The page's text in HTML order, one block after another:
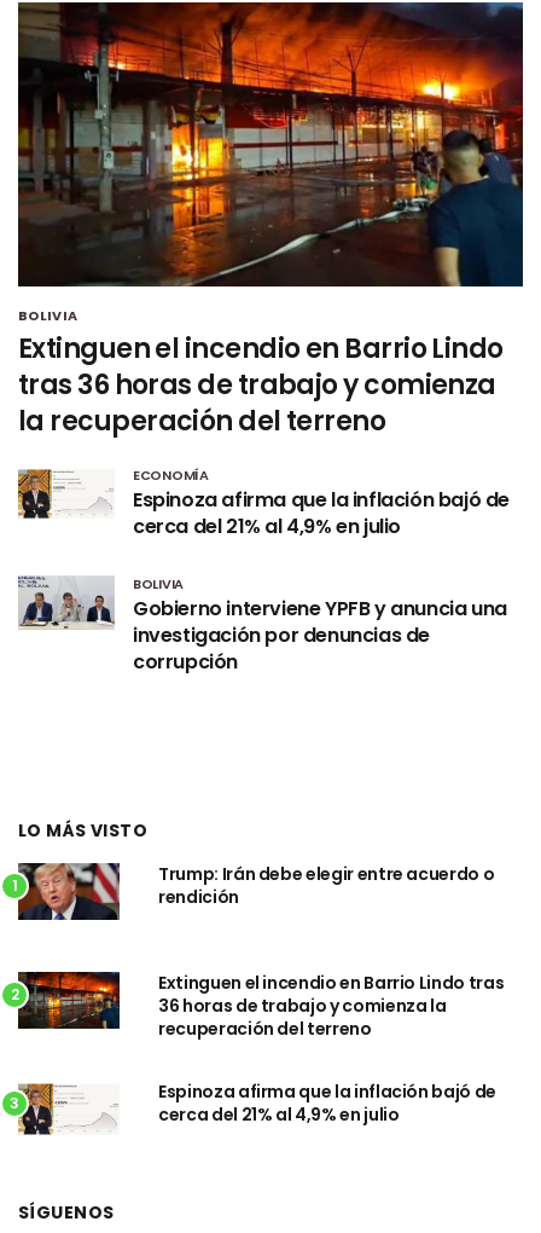
BOLIVIA
Extinguen el incendio en Barrio Lindo
tras 36 horas de trabajo y comienza
la recuperación del terreno
ECONOMÍA
Espinoza afirma que la inflación bajó de
cerca del 21% al 4,9% en julio
BOLIVIA
Gobierno interviene YPFB y anuncia una
investigación por denuncias de
corrupción
LO MÁS VISTO
1
Trump: Irán debe elegir entre acuerdo o
rendición
2
Extinguen el incendio en Barrio Lindo tras
36 horas de trabajo y comienza la
recuperación del terreno
3
Espinoza afirma que la inflación bajó de
cerca del 21% al 4,9% en julio
SÍGUENOS